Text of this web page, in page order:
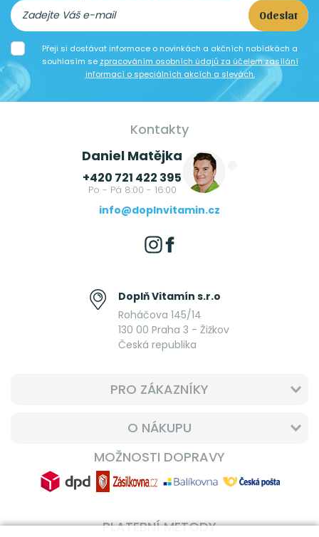
Odeslat
Přeji si dostávat informace o novinkách a akčních nabídkách a
souhlasím se zpracováním osobních údajů za účelem zasílání
informací o speciálních akcích a slevách.
Kontakty
Daniel Matějka
+420 721 422 395
Po - Pá 8:00 - 16:00
info@doplnvitamin.cz
Doplň Vitamín s.r.o
Roháčova 145/14
130 00 Praha 3 - Žižkov
Česká republika
PRO ZÁKAZNÍKY
O NÁKUPU
MOŽNOSTI DOPRAVY
PLATEBNÍ METODY